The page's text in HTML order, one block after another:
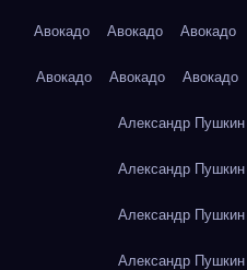
Авокадо Авокадо Авокадо
Авокадо Авокадо Авокадо
Александр
Александр
Александр
Александр